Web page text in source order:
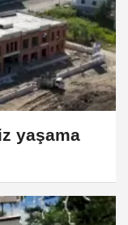
yaşama